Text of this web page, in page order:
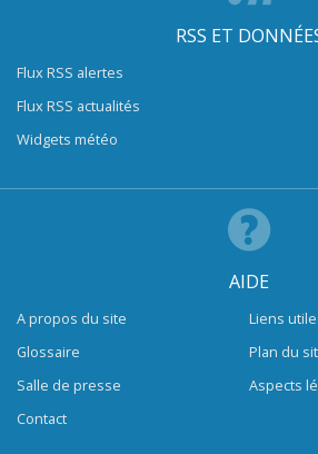
RSS ET
Flux RSS alertes
Flux RSS actualités
Widgets météo
AIDE
A propos du site
Glossaire
Salle de presse
Contact
Liens
Plan du
Aspects